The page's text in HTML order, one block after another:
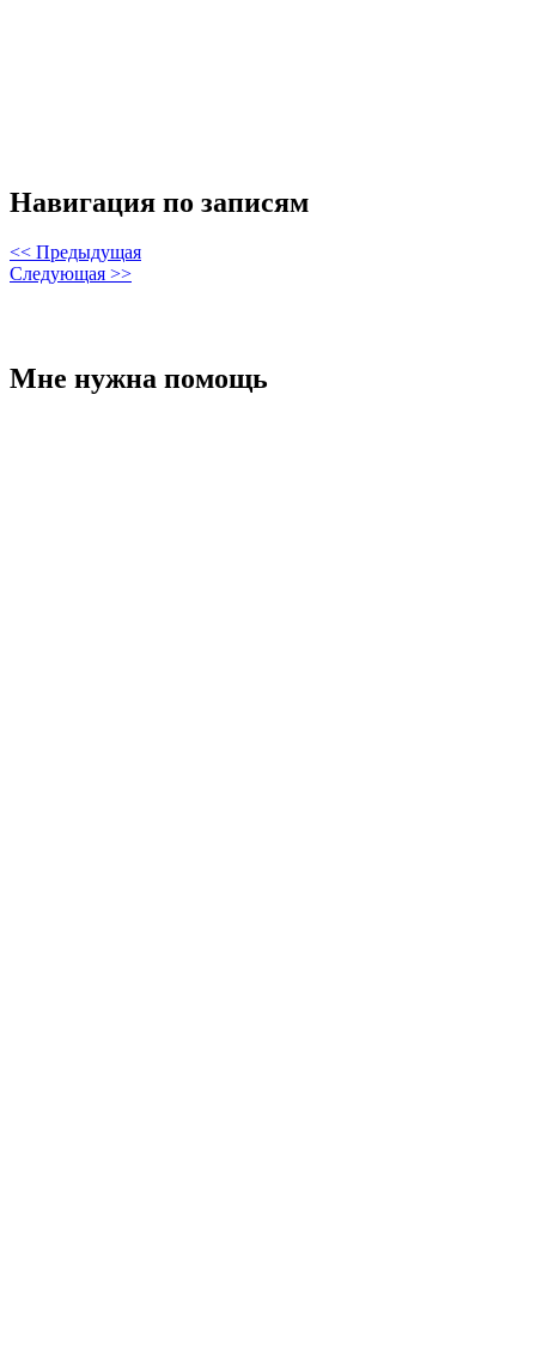
Навигация по записям
<< Предыдущая
Следующая >>
Мне нужна помощь